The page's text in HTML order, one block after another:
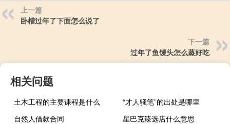
上一篇
卧槽过年了下面怎么说了
下一篇
过年了鱼馒头怎么蒸好吃
相关问题
土木工程的主要课程是什么
“才人骚笔”的出处是哪里
自然人借款合同
星巴克臻选店什么意思